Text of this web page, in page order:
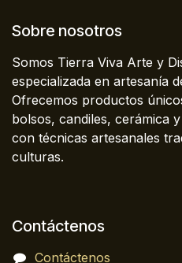
Sobre nosotros
Somos Tierra Viva Arte y
especializada en artesanía
Ofrecemos productos
bolsos, candiles, cerámica
con técnicas artesanales
culturas.
Contáctenos
Contáctenos